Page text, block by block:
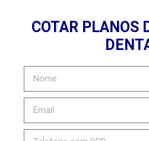
COTAR PLANOS